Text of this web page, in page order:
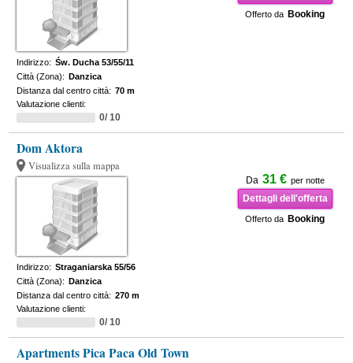
Offerto da Booking
Indirizzo: Św. Ducha 53/55/11
Città (Zona): Danzica
Distanza dal centro città: 70 m
Valutazione clienti:
0/ 10
Dom Aktora
Visualizza sulla mappa
Da 31 € per notte
Dettagli dell'offerta
Offerto da Booking
Indirizzo: Straganiarska 55/56
Città (Zona): Danzica
Distanza dal centro città: 270 m
Valutazione clienti:
0/ 10
Apartments Pica Paca Old Town